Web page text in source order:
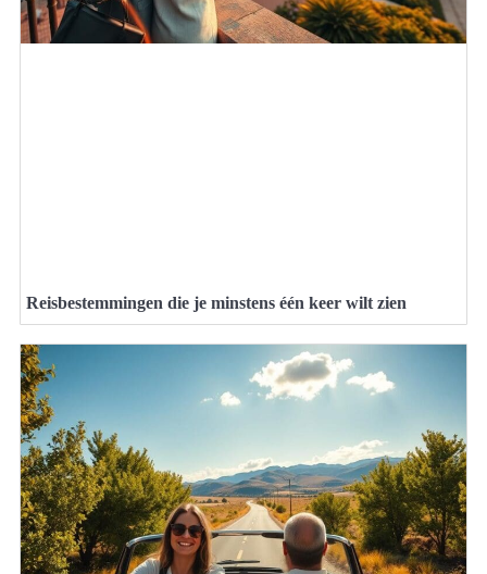
Reisbestemmingen die je minstens één keer wilt zien